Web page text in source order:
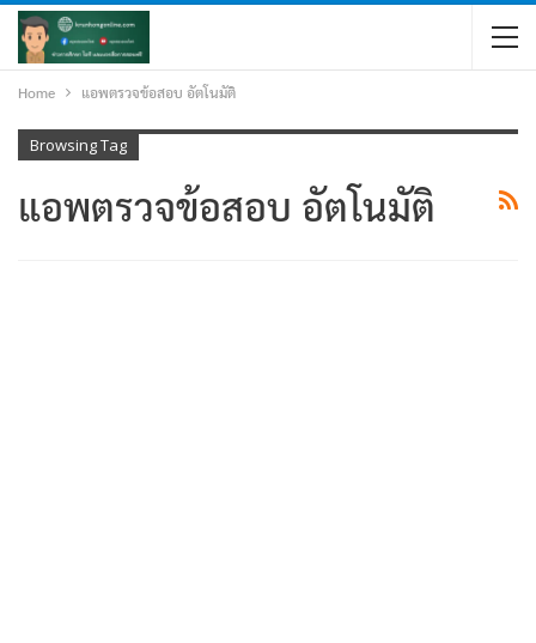
Home แอพตรวจข้อสอบ อัตโนมัติ
Browsing Tag
แอพตรวจข้อสอบ อัตโนมัติ